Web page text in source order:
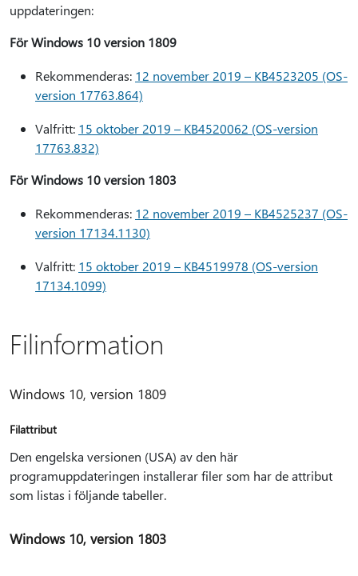
uppdateringen:
För Windows 10 version 1809
Rekommenderas: 12 november 2019 – KB4523205 (OS-
version 17763.864)
Valfritt: 15 oktober 2019 – KB4520062 (OS-version
17763.832)
För Windows 10 version 1803
Rekommenderas: 12 november 2019 – KB4525237 (OS-
version 17134.1130)
Valfritt: 15 oktober 2019 – KB4519978 (OS-version
17134.1099)
Filinformation
Windows 10, version 1809
Filattribut
Den engelska versionen (USA) av den här
programuppdateringen installerar filer som har de attribut
som listas i följande tabeller.
Windows 10, version 1803